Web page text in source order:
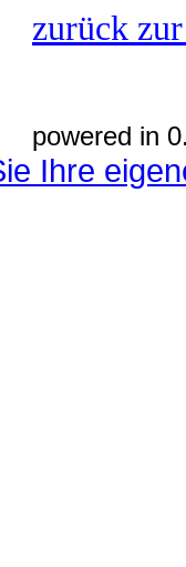
zurück
powered in
Ihre